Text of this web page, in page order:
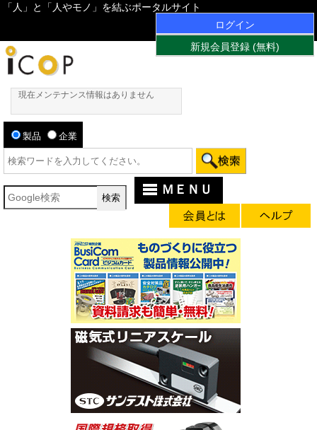
「人」と「人やモノ」を結ぶポータルサイト
ログイン
新規会員登録 (無料)
現在メンテナンス情報はありません
製品 企業
ＭＥＮＵ